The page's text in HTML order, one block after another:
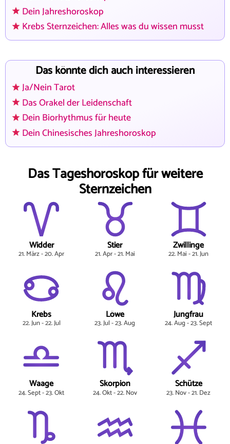
Dein Jahreshoroskop
Krebs Sternzeichen: Alles was du wissen musst
Das könnte dich auch interessieren
Ja/Nein Tarot
Das Orakel der Leidenschaft
Dein Biorhythmus für heute
Dein Chinesisches Jahreshoroskop
Das Tageshoroskop für weitere
Sternzeichen
Widder
21. März - 20. Apr
Stier
21. Apr - 21. Mai
Zwillinge
22. Mai - 21. Jun
Krebs
22. Jun - 22. Jul
Löwe
23. Jul - 23. Aug
Jungfrau
24. Aug - 23. Sept
Waage
24. Sept - 23. Okt
Skorpion
24. Okt - 22. Nov
Schütze
23. Nov - 21. Dez